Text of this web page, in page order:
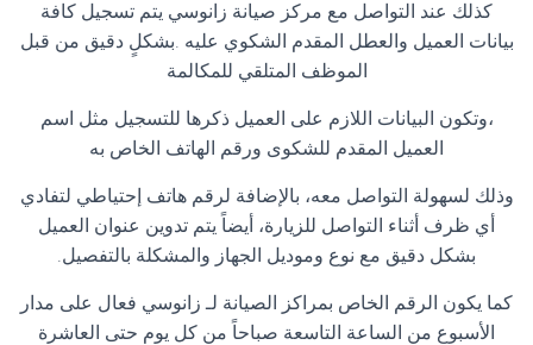
كذلك عند التواصل مع مركز صيانة زانوسي يتم تسجيل كافة
بيانات العميل والعطل المقدم الشكوي عليه .بشكلٍ دقيق من قبل
الموظف المتلقي للمكالمة
،وتكون البيانات اللازم على العميل ذكرها للتسجيل مثل اسم
العميل المقدم للشكوى ورقم الهاتف الخاص به
وذلك لسهولة التواصل معه، بالإضافة لرقم هاتف إحتياطي لتفادي
أي ظرف أثناء التواصل للزيارة، أيضاً يتم تدوين عنوان العميل
بشكل دقيق مع نوع وموديل الجهاز والمشكلة بالتفصيل.
كما يكون الرقم الخاص بمراكز الصيانة لـ زانوسي فعال على مدار
الأسبوع من الساعة التاسعة صباحاً من كل يوم حتى العاشرة